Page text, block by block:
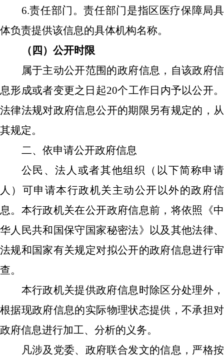
6.责任部门。责任部门是指区医疗保障局具
体负责提供该信息的具体机构名称。
（四）公开时限
属于主动公开范围的政府信息，自该政府信
息形成或者变更之日起20个工作日内予以公开。
法律法规对政府信息公开的期限另有规定的，从
其规定。
二、依申请公开政府信息
公民、法人或者其他组织（以下简称申请
人）可申请本行政机关主动公开以外的政府信
息。本行政机关在公开政府信息前，将依照《中
华人民共和国保守国家秘密法》以及其他法律、
法规和国家有关规定对拟公开的政府信息进行审
查。
本行政机关提供政府信息时除区分处理外，
根据现政府信息的实际物理状态提供，不承担对
政府信息进行加工、分析的义务。
凡涉及党委、政府联合发文的信息，严格按